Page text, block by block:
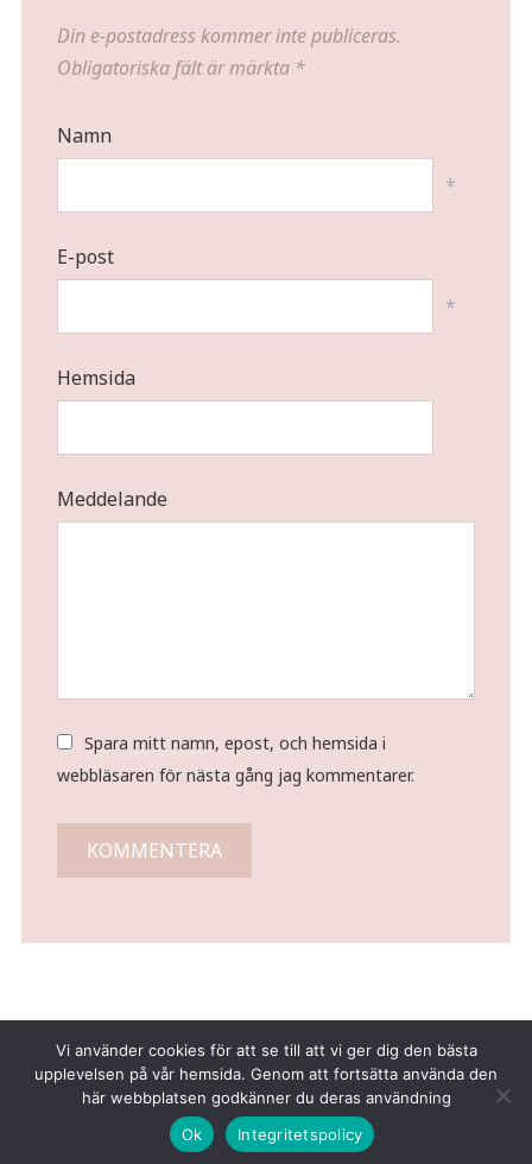
Din e-postadress kommer inte publiceras.
Obligatoriska fält är märkta *
Namn
*
E-post
*
Hemsida
Meddelande
Spara mitt namn, epost, och hemsida i
webbläsaren för nästa gång jag kommentarer.
Copyright © 2026 Tina Gustafsson
Vi använder cookies för att se till att vi ger dig den bästa
upplevelsen på vår hemsida. Genom att fortsätta använda den
här webbplatsen godkänner du deras användning
Ok
Integritetspolicy